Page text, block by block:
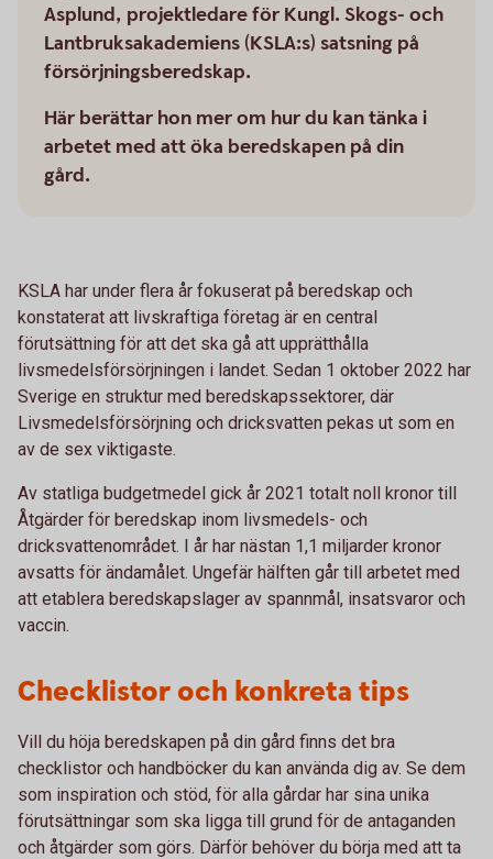
Asplund, projektledare för Kungl. Skogs- och
Lantbruksakademiens (KSLA:s) satsning på
försörjningsberedskap.
Här berättar hon mer om hur du kan tänka i
arbetet med att öka beredskapen på din
gård.
KSLA har under flera år fokuserat på beredskap och
konstaterat att livskraftiga företag är en central
förutsättning för att det ska gå att upprätthålla
livsmedelsförsörjningen i landet. Sedan 1 oktober 2022 har
Sverige en struktur med beredskapssektorer, där
Livsmedelsförsörjning och dricksvatten pekas ut som en
av de sex viktigaste.
Av statliga budgetmedel gick år 2021 totalt noll kronor till
Åtgärder för beredskap inom livsmedels- och
dricksvattenområdet. I år har nästan 1,1 miljarder kronor
avsatts för ändamålet. Ungefär hälften går till arbetet med
att etablera beredskapslager av spannmål, insatsvaror och
vaccin.
Checklistor och konkreta tips
Vill du höja beredskapen på din gård finns det bra
checklistor och handböcker du kan använda dig av. Se dem
som inspiration och stöd, för alla gårdar har sina unika
förutsättningar som ska ligga till grund för de antaganden
och åtgärder som görs. Därför behöver du börja med att ta